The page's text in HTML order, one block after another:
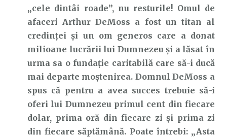
„cele dintâi roade”, nu resturile! Omul de
afaceri Arthur DeMoss a fost un titan al
credinței și un om generos care a donat
milioane lucrării lui Dumnezeu și a lăsat în
urma sa o fundație caritabilă care să-i ducă
mai departe moștenirea. Domnul DeMoss a
spus că pentru a avea succes trebuie să-i
oferi lui Dumnezeu primul cent din fiecare
dolar, prima oră din fiecare zi și prima zi
din fiecare săptămână. Poate întrebi: „Asta